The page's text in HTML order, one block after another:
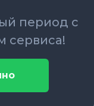
период с
сервиса!